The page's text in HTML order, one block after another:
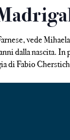
vede
dalla nascita.
di Fabio